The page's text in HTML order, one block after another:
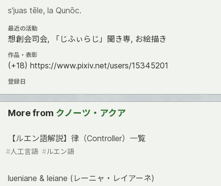
s'juas tēle, la Qunōc.
最近の活動
想創会司会, 「じふぃらじ」聞き専, お絵描き
作品・表彰
(+18) https://www.pixiv.net/users/15345201
登録日
More from クノーツ・アクア
【ルエン語解説】律（Controller）一覧
#人工言語 #ルエン語
lueniane & leiane (レーニャ・レイアーネ)